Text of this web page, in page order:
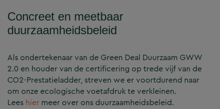
Concreet en meetbaar
duurzaamheidsbeleid
Als ondertekenaar van de Green Deal Duurzaam GWW
2.0 en houder van de certificering op trede vijf van de
CO2-Prestatieladder, streven we er voortdurend naar
om onze ecologische voetafdruk te verkleinen.
Lees hier meer over ons duurzaamheidsbeleid.